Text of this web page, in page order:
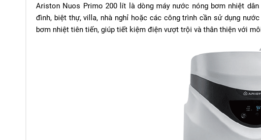
Ariston Nuos Primo 200 lít là dòng máy nước nóng bơm nhiệt
đình, biệt thự, villa, nhà nghỉ hoặc các công trình cần sử dụng
bơm nhiệt tiên tiến, giúp tiết kiệm điện vượt trội và thân thiện với